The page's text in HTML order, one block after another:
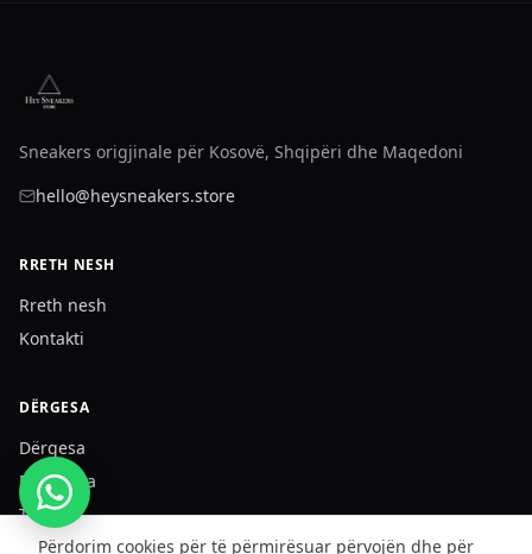
Sneakers origjinale për Kosovë, Shqipëri dhe Maqedoni
hello@heysneakers.store
RRETH NESH
Rreth nesh
Kontakti
DËRGESA
Dërgesa
Privatësia
Termet
Përdorim cookies për të përmirësuar përvojën dhe për